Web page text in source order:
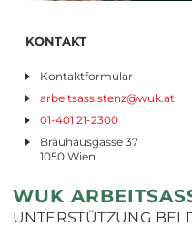
KONTAKT
Kontaktformular
arbeitsassistenz@wuk.at
01-401 21-2300
Bräuhausgasse 37
1050 Wien
WUK
UNTERSTÜTZUNG BEI